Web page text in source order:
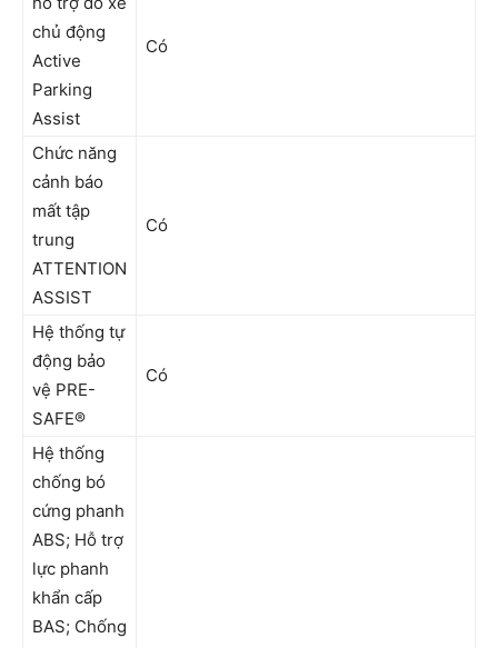
chủ động
Active
Parking
Assist
Có
Chức năng
cảnh báo
mất tập
trung
ATTENTION
ASSIST
Có
Hệ thống tự
động bảo
vệ PRE-
SAFE®
Có
Hệ thống
chống bó
cứng phanh
ABS; Hỗ trợ
lực phanh
khẩn cấp
BAS; Chống